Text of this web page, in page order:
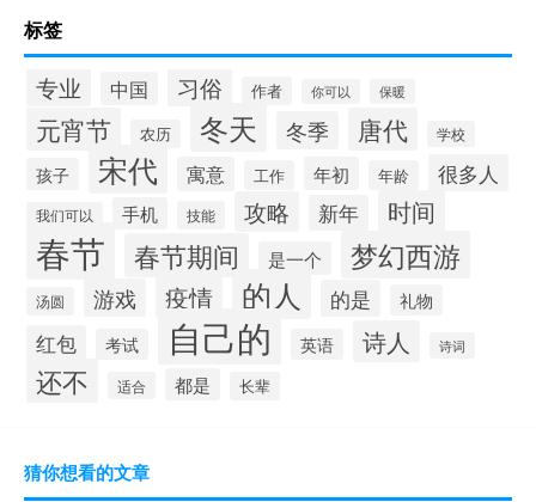
标签
专业 中国 习俗 作者 你可以 保暖
元宵节 农历 冬天 冬季 唐代 学校
孩子 宋代 寓意 工作 年初 年龄 很多人
我们可以 手机 技能 攻略 新年 时间
春节 春节期间 是一个 梦幻西游
汤圆 游戏 疫情 的人 的是 礼物
红包 考试 自己的 英语 诗人 诗词
还不 适合 都是 长辈
猜你想看的文章